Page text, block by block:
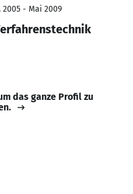
2005 - Mai 2009
das ganze Profil zu